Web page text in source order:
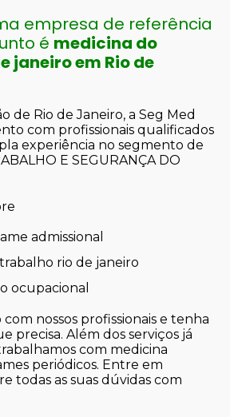
empresa de referência
é medicina do
janeiro em Rio de
de Rio de Janeiro, a Seg Med
com profissionais qualificados
experiência no segmento de
E SEGURANÇA DO
admissional
trabalho rio de janeiro
ocupacional
nossos profissionais e tenha
precisa. Além dos serviços já
com medicina
periódicos. Entre em
todas as suas dúvidas com